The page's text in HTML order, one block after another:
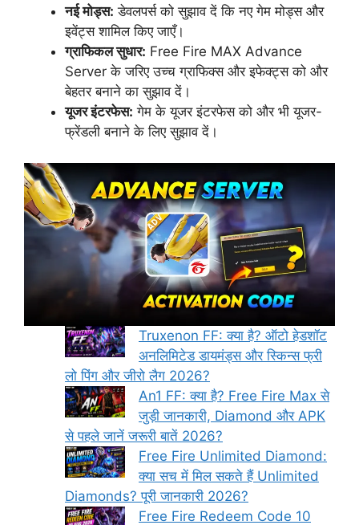
नई मोड्स: डेवलपर्स को सुझाव दें कि नए गेम मोड्स और
इवेंट्स शामिल किए जाएँ।
ग्राफिकल सुधार: Free Fire MAX Advance
Server के जरिए उच्च ग्राफिक्स और इफेक्ट्स को और
बेहतर बनाने का सुझाव दें।
यूजर इंटरफेस: गेम के यूजर इंटरफेस को और भी यूजर-
फ्रेंडली बनाने के लिए सुझाव दें।
Truxenon FF: क्या है? ऑटो हेडशॉट
अनलिमिटेड डायमंड्स और स्किन्स फ्री
लो पिंग और जीरो लैग 2026?
An1 FF: क्या है? Free Fire Max से
जुड़ी जानकारी, Diamond और APK
से पहले जानें जरूरी बातें 2026?
Free Fire Unlimited Diamond:
क्या सच में मिल सकते हैं Unlimited
Diamonds? पूरी जानकारी 2026?
Free Fire Redeem Code 10